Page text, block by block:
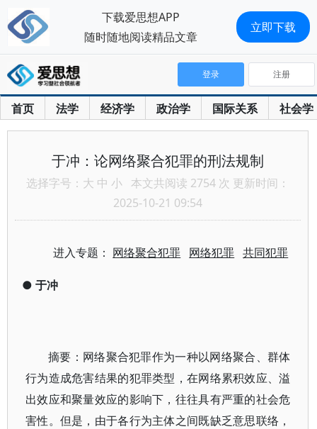
首页 法学 经济学 政治学 国际关系 社会学
登录 注册
于冲：论网络聚合犯罪的刑法规制
选择字号： 大 中 小 本文共阅读 2754 次 更新时间：
2025-10-21 09:54
进入专题： 网络聚合犯罪 网络犯罪 共同犯罪
● 于冲
摘要：网络聚合犯罪作为一种以网络聚合、群体
行为造成危害结果的犯罪类型，在网络累积效应、溢
出效应和聚量效应的影响下，往往具有严重的社会危
害性。但是，由于各行为主体之间既缺乏意思联络，
下载爱思想APP
随时随地阅读精品文章
立即下载